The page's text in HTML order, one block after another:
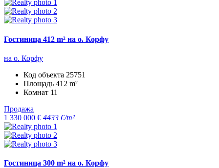
Гостиница 412 m² на о. Корфу
на о. Корфу
Код объекта 25751
Площадь 412 m²
Комнат 11
Продажа
1 330 000 € 4433 €/m²
Гостиница 300 m² на о. Корфу